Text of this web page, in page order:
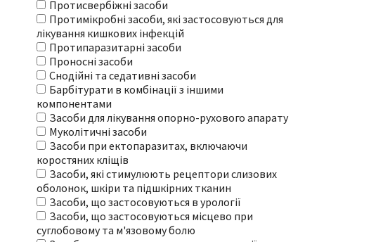
Протисвербіжні засоби
Протимікробні засоби, які застосовуються для
лікування кишкових інфекцій
Протипаразитарні засоби
Проносні засоби
Снодійні та седативні засоби
Барбітурати в комбінації з іншими
компонентами
Засоби для лікування опорно-рухового апарату
Муколітичні засоби
Засоби при ектопаразитах, включаючи
коростяних кліщів
Засоби, які стимулюють рецептори слизових
оболонок, шкіри та підшкірних тканин
Засоби, що застосовуються в урології
Засоби, що застосовуються місцево при
суглобовому та м'язовому болю